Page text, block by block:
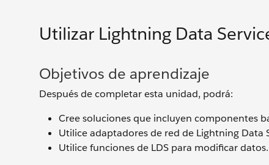
Utilizar Lightning Data
Objetivos de aprendizaje
Después de completar esta unidad, podrá:
Cree soluciones que incluyen componentes
Utilice adaptadores de red de Lightning Data
Utilice funciones de LDS para modificar datos.